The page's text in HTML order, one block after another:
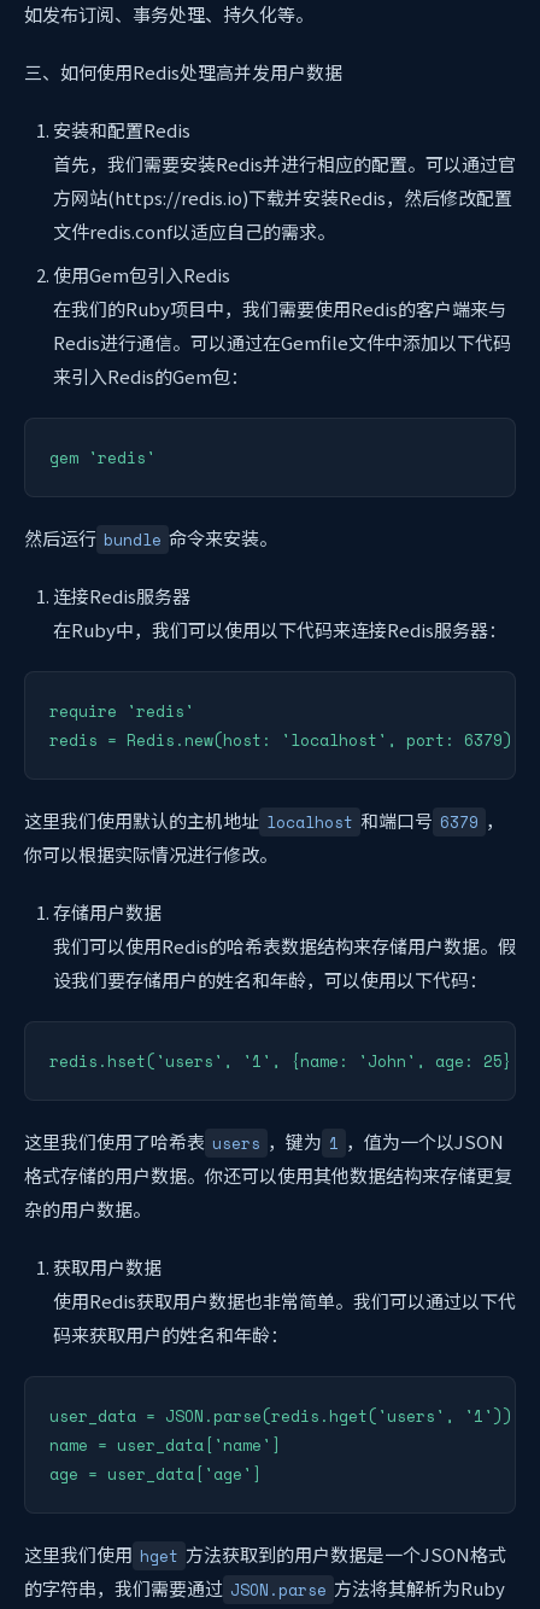
如发布订阅、事务处理、持久化等。
三、如何使用Redis处理高并发用户数据
安装和配置Redis
首先，我们需要安装Redis并进行相应的配置。可以通过官
方网站(https://redis.io)下载并安装Redis，然后修改配置
文件redis.conf以适应自己的需求。
使用Gem包引入Redis
在我们的Ruby项目中，我们需要使用Redis的客户端来与
Redis进行通信。可以通过在Gemfile文件中添加以下代码
来引入Redis的Gem包：
gem 'redis'
然后运行 bundle 命令来安装。
连接Redis服务器
在Ruby中，我们可以使用以下代码来连接Redis服务器：
require 'redis'
redis = Redis.new(host: 'localhost', port: 6379)
这里我们使用默认的主机地址 localhost 和端口号 6379 ，
你可以根据实际情况进行修改。
存储用户数据
我们可以使用Redis的哈希表数据结构来存储用户数据。假
设我们要存储用户的姓名和年龄，可以使用以下代码：
redis.hset('users', '1', {name: 'John', age:
这里我们使用了哈希表 users ，键为 1 ，值为一个以JSON
格式存储的用户数据。你还可以使用其他数据结构来存储更复
杂的用户数据。
获取用户数据
使用Redis获取用户数据也非常简单。我们可以通过以下代
码来获取用户的姓名和年龄：
user_data = JSON.parse(redis.hget('users', '1'))
name = user_data['name']
age = user_data['age']
这里我们使用 hget 方法获取到的用户数据是一个JSON格式
的字符串，我们需要通过 JSON.parse 方法将其解析为Ruby